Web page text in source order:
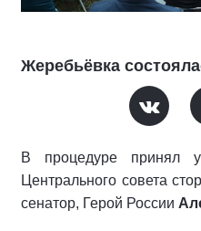
Жеребьёвка
В процедуре принял
Центрального совета
сенатор, Герой России